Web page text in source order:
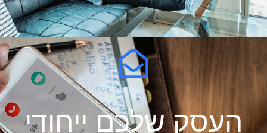
העסק שלכם ייחודי